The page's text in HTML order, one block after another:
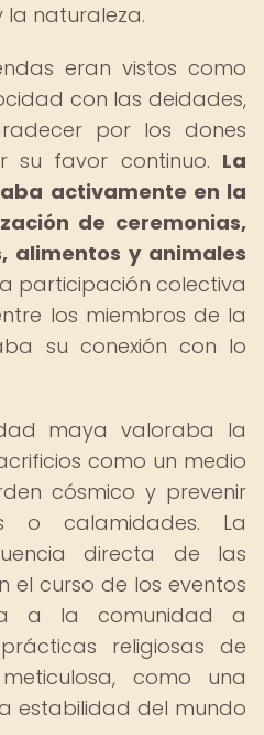
la naturaleza.
eran vistos como
con las deidades,
por los dones
su favor continuo. La
activamente en la
de ceremonias,
alimentos y animales
participación colectiva
los miembros de la
su conexión con lo
maya valoraba la
como un medio
cósmico y prevenir
o calamidades. La
directa de las
el curso de los eventos
a la comunidad a
religiosas de
como una
estabilidad del mundo